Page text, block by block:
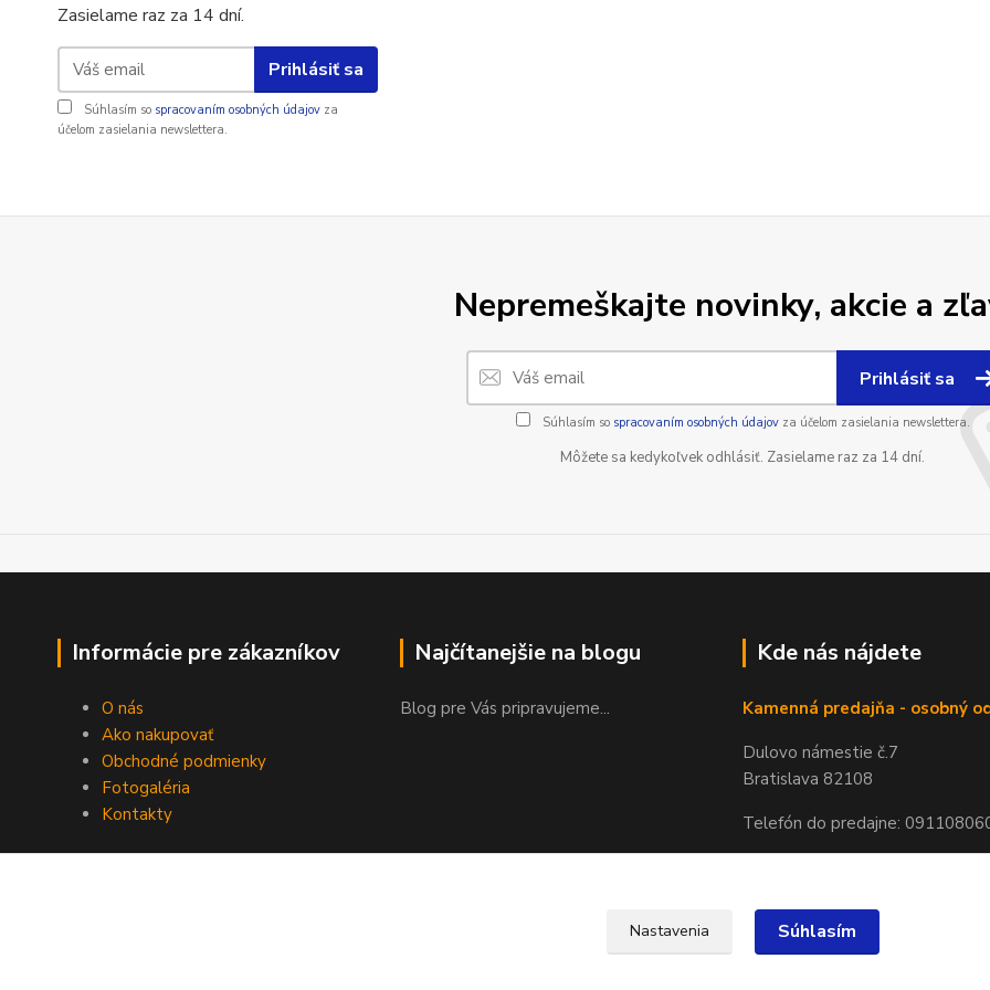
Zasielame raz za 14 dní.
Prihlásiť sa
Súhlasím so spracovaním osobných údajov za
účelom zasielania newslettera.
Nepremeškajte novinky, akcie a
Prihlásiť sa
Súhlasím so spracovaním osobných údajovza účelom zasielania newslettera.
Môžete sa kedykoľvek odhlásiť. Zasielame raz za 14 dní.
Informácie pre zákazníkov
O nás
Ako nakupovať
Obchodné podmienky
Fotogaléria
Kontakty
Najčítanejšie na blogu
Blog pre Vás pripravujeme...
Kde nás nájdete
Kamenná predajňa - osobný
Dulovo námestie č.7
Bratislava 82108
Telefón do predajne:
Nastavenia Súhlasím